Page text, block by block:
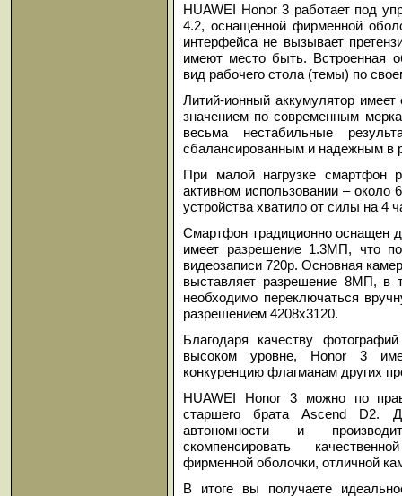
HUAWEI Honor 3 работает под
4.2, оснащенной фирменной
интерфейса не вызывает
имеют место быть. Встроенная
вид рабочего стола (темы) по
Литий-ионный аккумулятор
значением по современным
весьма нестабильные
сбалансированным и надежным в
При малой нагрузке смартфон
активном использовании – около
устройства хватило от силы на 4
Смартфон традиционно оснащен
имеет разрешение 1.3МП, что
видеозаписи 720р. Основная
выставляет разрешение 8МП, в
необходимо переключаться
разрешением 4208х3120.
Благодаря качеству
высоком уровне, Honor 3
конкуренцию флагманам других
HUAWEI Honor 3 можно по
старшего брата Ascend D2.
автономности и
скомпенсировать
фирменной оболочки, отличной
В итоге вы получаете